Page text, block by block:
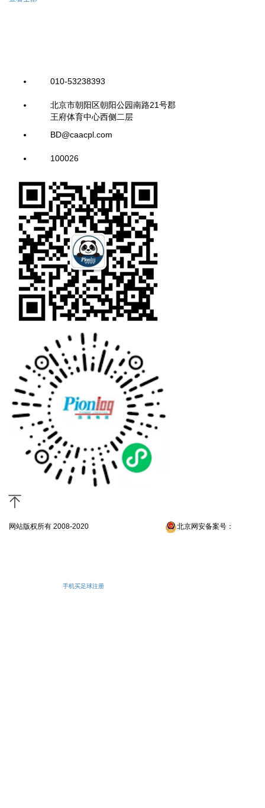
010-53238393
北京市朝阳区朝阳公园南路21号郡
王府体育中心西侧二层
BD@caacpl.com
100026
网站版权所有 2008-2020 北京网安备案号：
手机买足球注册